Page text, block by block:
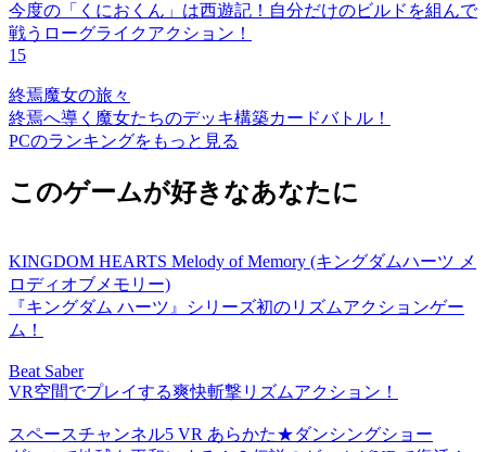
今度の「くにおくん」は西遊記！自分だけのビルドを組んで
戦うローグライクアクション！
15
終焉魔女の旅々
終焉へ導く魔女たちのデッキ構築カードバトル！
PCのランキングをもっと見る
このゲームが好きなあなたに
KINGDOM HEARTS Melody of Memory (キングダムハーツ メ
ロディオブメモリー)
『キングダム ハーツ』シリーズ初のリズムアクションゲー
ム！
Beat Saber
VR空間でプレイする爽快斬撃リズムアクション！
スペースチャンネル5 VR あらかた★ダンシングショー